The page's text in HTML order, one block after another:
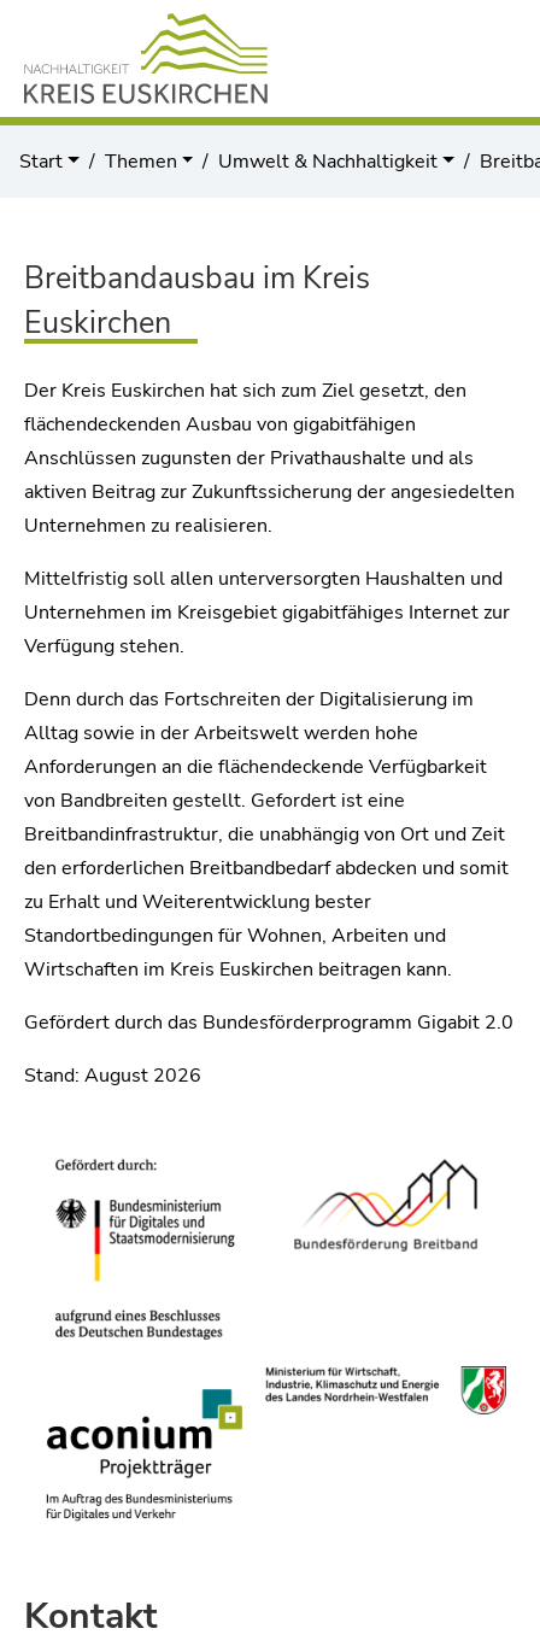
Start Themen Umwelt & Nachhaltigkeit
Breitbandausbau im Kreis
Euskirchen
Der Kreis Euskirchen hat sich zum Ziel gesetzt, den
flächendeckenden Ausbau von gigabitfähigen
Anschlüssen zugunsten der Privathaushalte und als
aktiven Beitrag zur Zukunftssicherung der angesiedelten
Unternehmen zu realisieren.
Mittelfristig soll allen unterversorgten Haushalten und
Unternehmen im Kreisgebiet gigabitfähiges Internet zur
Verfügung stehen.
Denn durch das Fortschreiten der Digitalisierung im
Alltag sowie in der Arbeitswelt werden hohe
Anforderungen an die flächendeckende Verfügbarkeit
von Bandbreiten gestellt. Gefordert ist eine
Breitbandinfrastruktur, die unabhängig von Ort und Zeit
den erforderlichen Breitbandbedarf abdecken und somit
zu Erhalt und Weiterentwicklung bester
Standortbedingungen für Wohnen, Arbeiten und
Wirtschaften im Kreis Euskirchen beitragen kann.
Gefördert durch das Bundesförderprogramm Gigabit 2.0
Stand: August 2026
Kontakt